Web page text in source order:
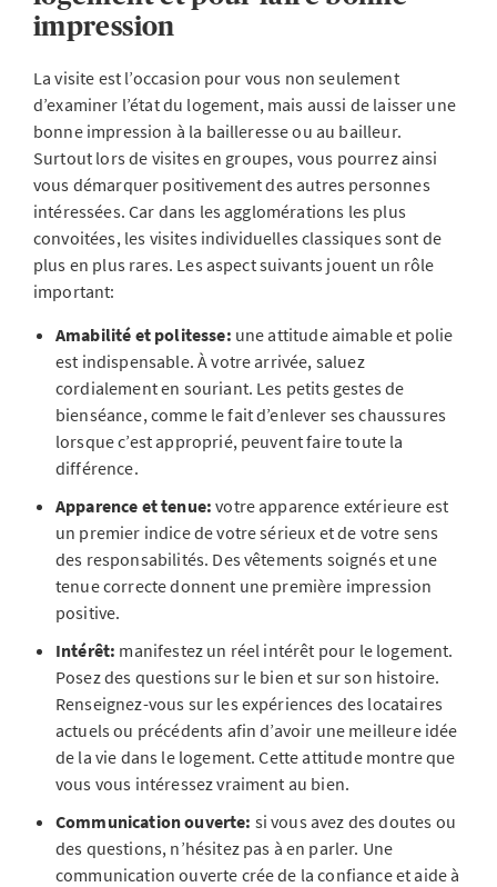
impression
La visite est l’occasion pour vous non seulement
d’examiner l’état du logement, mais aussi de laisser une
bonne impression à la bailleresse ou au bailleur.
Surtout lors de visites en groupes, vous pourrez ainsi
vous démarquer positivement des autres personnes
intéressées. Car dans les agglomérations les plus
convoitées, les visites individuelles classiques sont de
plus en plus rares. Les aspect suivants jouent un rôle
important:
Amabilité et politesse: une attitude aimable et polie
est indispensable. À votre arrivée, saluez
cordialement en souriant. Les petits gestes de
bienséance, comme le fait d’enlever ses chaussures
lorsque c’est approprié, peuvent faire toute la
différence.
Apparence et tenue: votre apparence extérieure est
un premier indice de votre sérieux et de votre sens
des responsabilités. Des vêtements soignés et une
tenue correcte donnent une première impression
positive.
Intérêt: manifestez un réel intérêt pour le logement.
Posez des questions sur le bien et sur son histoire.
Renseignez-vous sur les expériences des locataires
actuels ou précédents afin d’avoir une meilleure idée
de la vie dans le logement. Cette attitude montre que
vous vous intéressez vraiment au bien.
Communication ouverte: si vous avez des doutes ou
des questions, n’hésitez pas à en parler. Une
communication ouverte crée de la confiance et aide à